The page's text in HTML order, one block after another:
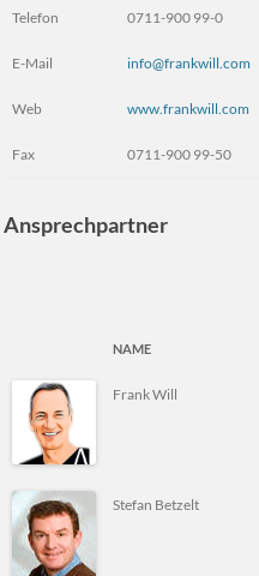
Telefon 0711-900 99-0
E-Mail info@frankwill.com
Web www.frankwill.com
Fax 0711-900 99-50
Ansprechpartner
NAME
Frank Will
Stefan Betzelt